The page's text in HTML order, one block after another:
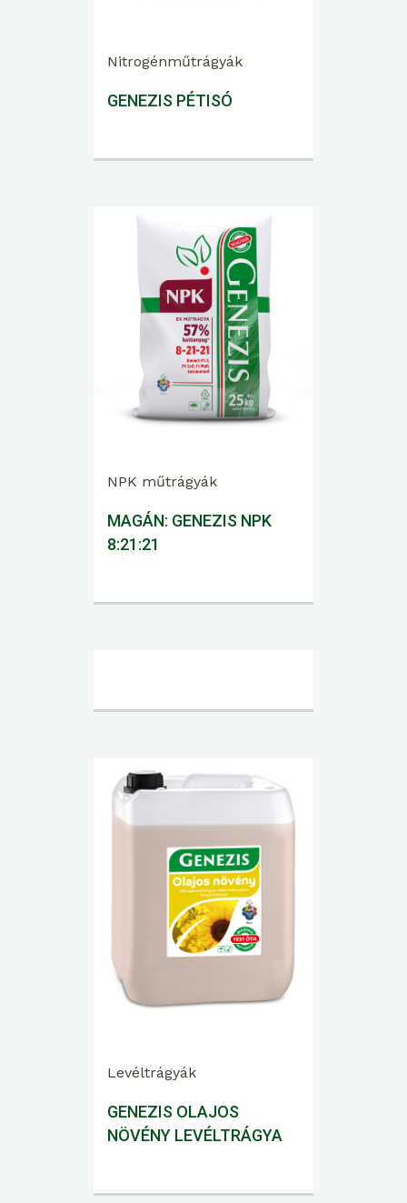
Nitrogénműtrágyák
GENEZIS PÉTISÓ
NPK műtrágyák
MAGÁN: GENEZIS NPK
8:21:21
Levéltrágyák
GENEZIS OLAJOS
NÖVÉNY LEVÉLTRÁGYA